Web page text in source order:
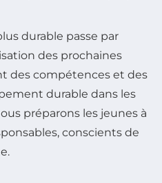
durable passe par
des prochaines
des compétences et des
durable dans les
préparons les jeunes à
conscients de